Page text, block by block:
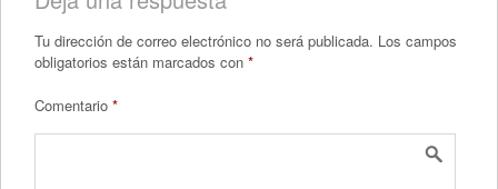
Tu dirección de correo electrónico no será publicada. Los campos
obligatorios están marcados con *
Comentario *